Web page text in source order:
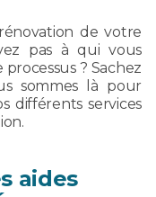
de votre
pas à qui vous
? Sachez
sommes là pour
différents services
aides